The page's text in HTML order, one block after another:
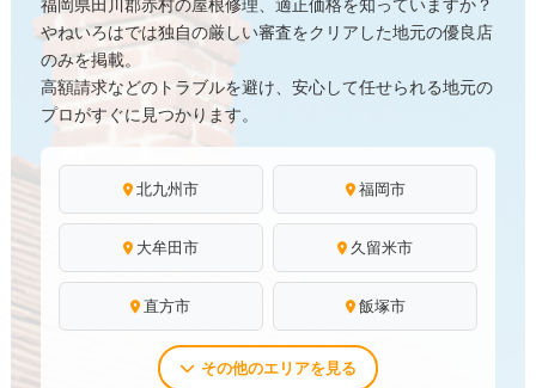
福岡県田川郡赤村の屋根修理、適正価格を知っていますか？
やねいろはでは独自の厳しい審査をクリアした地元の優良店
のみを掲載。
高額請求などのトラブルを避け、安心して任せられる地元の
プロがすぐに見つかります。
北九州市 福岡市
大牟田市 久留米市
直方市 飯塚市
その他のエリアを見る